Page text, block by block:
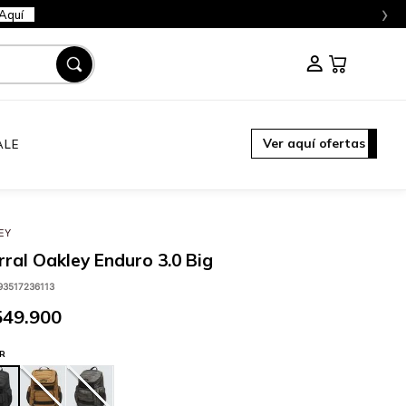
›
Ver aquí ofertas
Oakley Enduro 3.0 Big
.900